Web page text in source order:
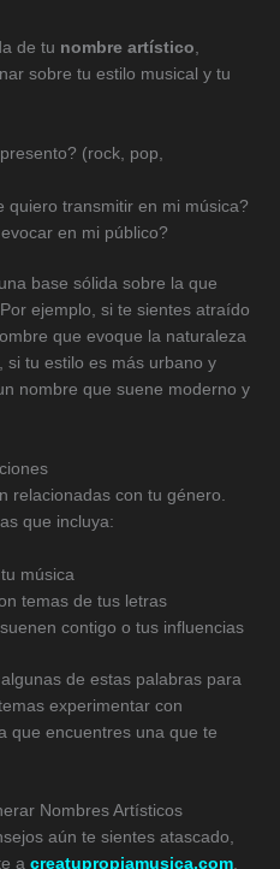
de tu nombre artístico
sobre tu estilo musical y tu
(rock, pop,
quiero transmitir en mi música?
en mi público?
base sólida sobre la que
ejemplo, si te sientes atraído
que evoque la naturaleza
si tu estilo es más urbano y
nombre que suene moderno y
relacionadas con tu género.
que incluya:
música
temas de tus letras
contigo o tus influencias
de estas palabras para
experimentar con
que encuentres una que te
Nombres Artísticos
aún te sientes atascado,
a creatupropiamusica.com,